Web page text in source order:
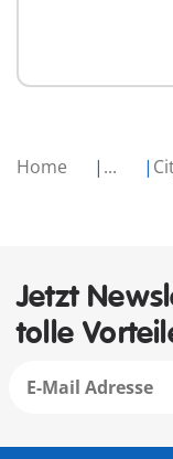
Home ...
Jetzt
tolle